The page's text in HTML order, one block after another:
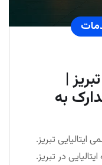
|
به
ایتالیایی تبریز.
در تبریز.